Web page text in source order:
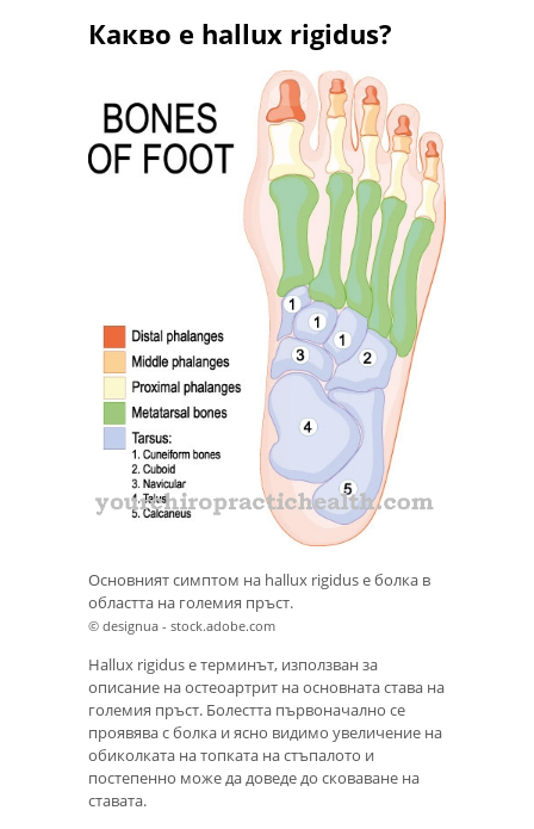
Какво е hallux rigidus?
Основният симптом на hallux rigidus е болка в
областта на големия пръст.
© designua - stock.adobe.com
Hallux rigidus е терминът, използван за
описание на остеоартрит на основната става на
големия пръст. Болестта първоначално се
проявява с болка и ясно видимо увеличение на
обиколката на топката на стъпалото и
постепенно може да доведе до сковаване на
ставата.